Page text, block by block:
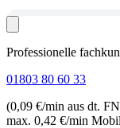
Professionelle
01803 80 60 33
(0,09 €/min aus dt.
max. 0,42 €/min